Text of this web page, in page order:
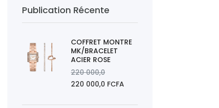
Publication Récente
COFFRET MONTRE
MK/BRACELET
ACIER ROSE
220 000,0
220 000,0 FCFA